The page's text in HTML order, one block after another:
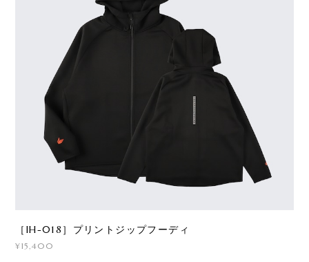
［IH-018］プリントジップフーディ
¥15,400